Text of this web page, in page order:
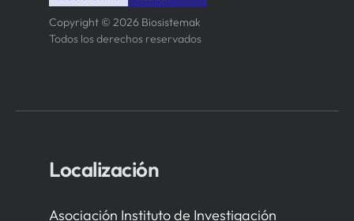
Copyright © 2026 Biosistemak
Todos los derechos reservados
Localización
Asociación Instituto de Investigación